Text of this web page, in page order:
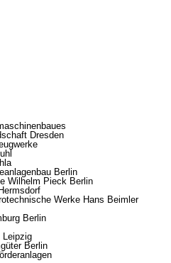
Dresden
Berlin
Wilhelm Pieck Berlin
Werke Hans Beimler
Berlin
Leipzig
Berlin